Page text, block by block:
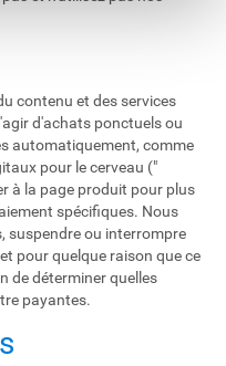
contenu et des services
d'achats ponctuels ou
automatiquement, comme
pour le cerveau ("
à la page produit pour plus
spécifiques. Nous
suspendre ou interrompre
pour quelque raison que ce
de déterminer quelles
payantes.